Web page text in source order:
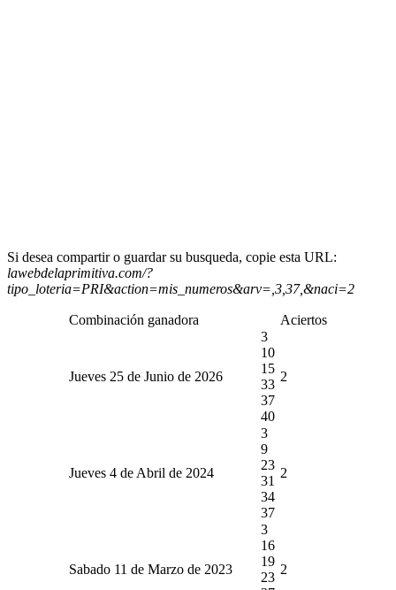
Si desea compartir o guardar su busqueda, copie esta URL:
lawebdelaprimitiva.com/?
tipo_loteria=PRI&action=mis_numeros&arv=,3,37,&naci=2
Combinación ganadora Aciertos
Jueves 25 de Junio de 2026
3
10
15
33
37
40
2
Jueves 4 de Abril de 2024
3
9
23
31
34
37
2
Sabado 11 de Marzo de 2023
3
16
19
23
2